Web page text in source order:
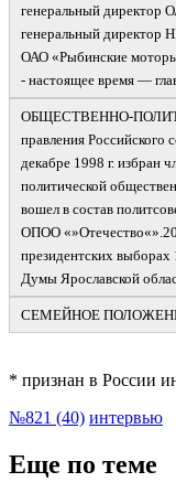
генеральный директор
генеральный директор
ОАО «Рыбинские
- настоящее время —
ОБЩЕСТВЕННО-
правления
декабре 1998 г. избран
политической
вошел в состав
ОПОО
президентских выборах
Думы Ярославской
СЕМЕЙНОЕ ПОЛОЖЕНИЕ:
* признан в России
№821 (40) интервью
Еще по теме